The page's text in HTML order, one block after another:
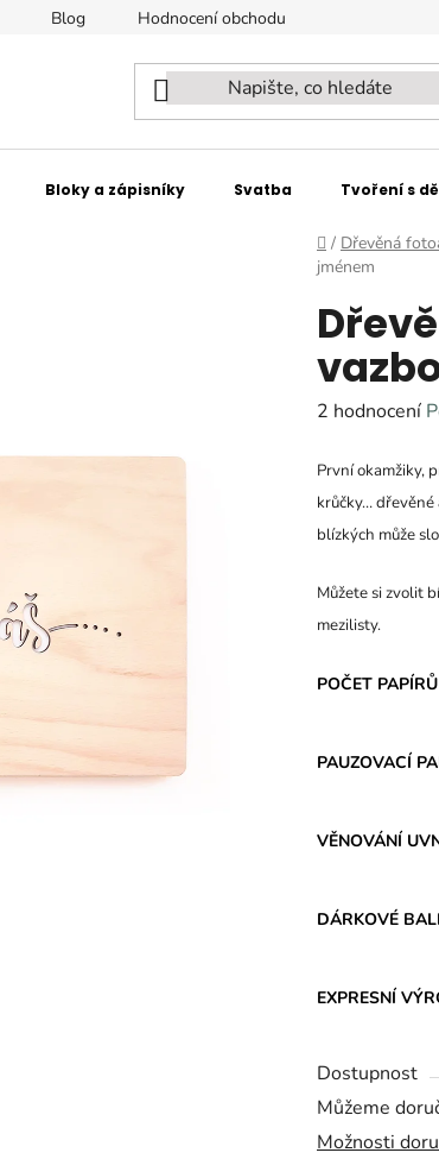
Blog Hodnocení obchodu
Bloky a zápisníky Svatba Tvoření s
Domů
/ Dřevěná
jménem
Průměrné
produktu
je
5,0
5
hvězdiček.
2 hodnocení
První okamžiky,
krůčky… dřevěné
blízkých může
Můžete si zvolit
mezilisty.
POČET PAPÍRŮ
PAUZOVACÍ
VĚNOVÁNÍ
DÁRKOVÉ
EXPRESNÍ
Dostupnost
Můžeme
Možnosti